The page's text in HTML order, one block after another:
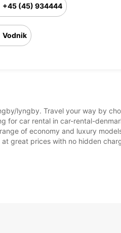
+45 (45) 934444
Vodnik
lyngby. Travel your way by
for car rental in car-rental-
of economy and luxury
great prices with no hidden